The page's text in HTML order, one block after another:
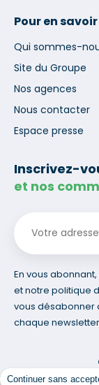
Continuer sans
Pour en
Qui sommes-
Site du Groupe
Nos agences
Nous contacter
Espace presse
Inscrivez-
et nos
En vous
et notre politique
vous désabonner
chaque